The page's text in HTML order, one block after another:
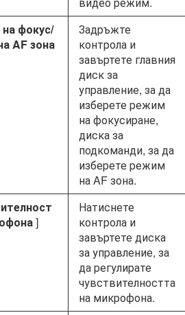
фокус/
AF зона
Задръжте
контрола и
завъртете главния
диск за
управление, за да
изберете режим
на фокусиране,
диска за
подкоманди, за да
изберете режим
на AF зона.
]
Натиснете
контрола и
завъртете диска
за управление, за
да регулирате
чувствителността
на микрофона.